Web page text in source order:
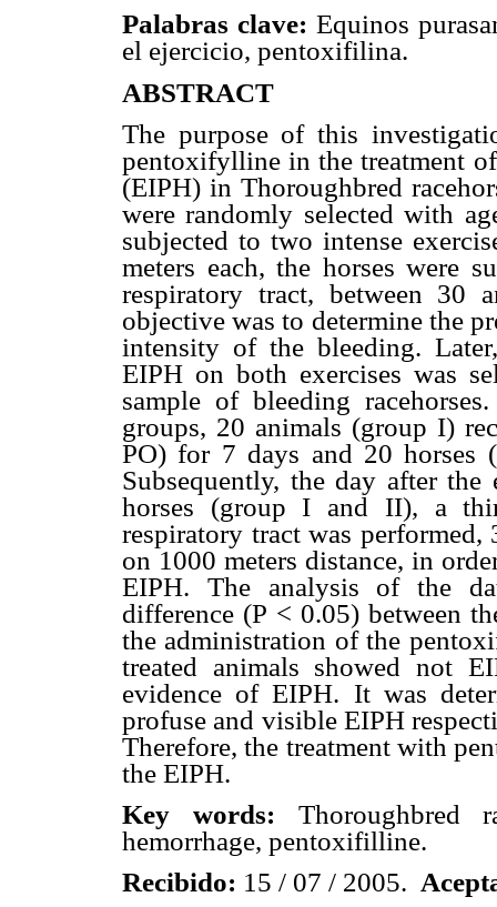
Palabras clave:Equinos
el ejercicio, pentoxifilina.
ABSTRACT
The purpose of this
pentoxifylline in the treatment
(EIPH) in Thoroughbred
were randomly selected with
subjected to two intense
meters each, the horses were
respiratory tract, between 30
objective was to determine the
intensity of the bleeding.
EIPH on both exercises was
sample of bleeding
groups, 20 animals (group I)
PO) for 7 days and 20 horses
Subsequently, the day after
horses (group I and II), a
respiratory tract was
on 1000 meters distance, in
EIPH. The analysis of the
difference (P < 0.05) between
the administration of the
treated animals showed not
evidence of EIPH. It was
profuse and visible EIPH
Therefore, the treatment with
the EIPH.
Key words: Thoroughbred
hemorrhage, pentoxifilline.
Recibido: 15 / 07 / 2005.